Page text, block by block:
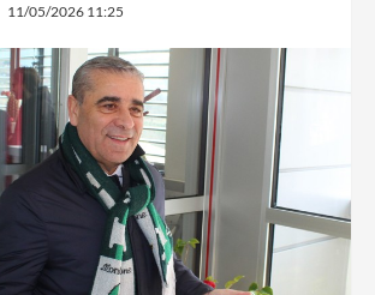
11/05/2026 11:25